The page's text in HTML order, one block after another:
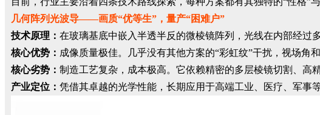
几何阵列光波导——画质“优等生”，量产“困难户”
技术原理： 在玻璃基底中嵌入半透半反的微棱镜阵列，光线在内部经过
核心优势： 成像质量极佳。几乎没有其他方案的“彩虹纹”干扰，视场角
核心劣势： 制造工艺复杂，成本极高。它依赖精密的多层棱镜切割、高
产业定位： 凭借其卓越的光学性能，长期应用于高端工业、医疗、军事